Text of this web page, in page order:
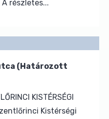
részletes...
(Határozott
KISTÉRSÉGI
Kistérségi